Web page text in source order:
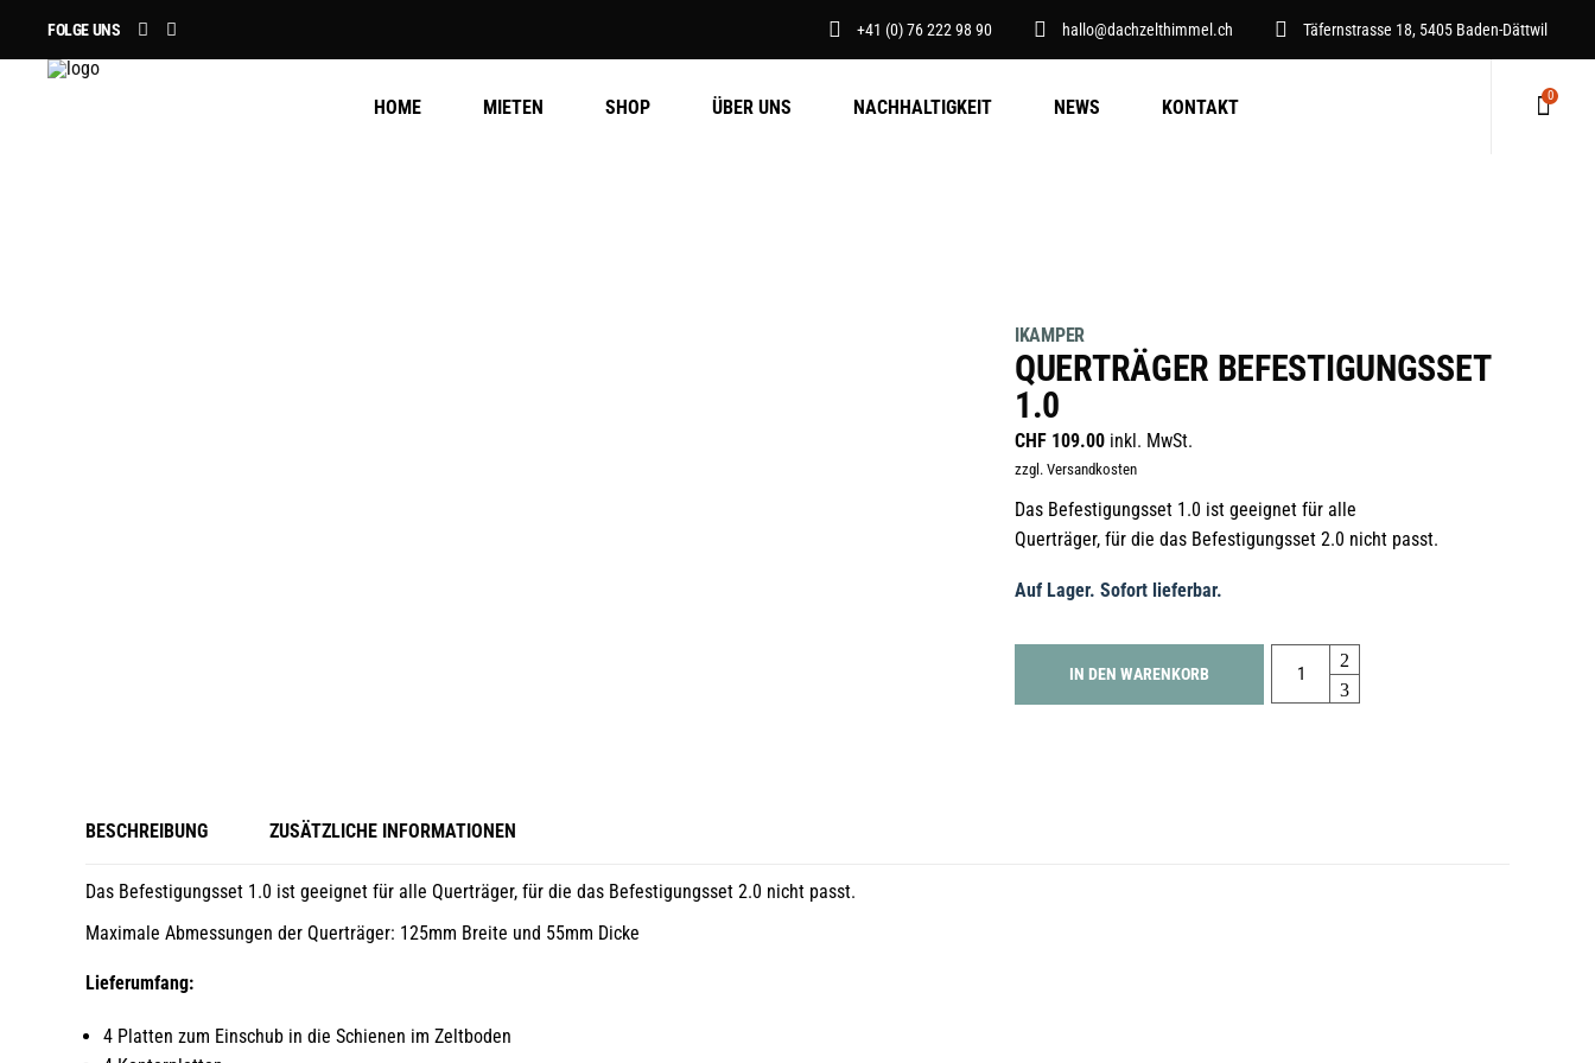
FOLGE UNS +41 (0) 76 222 98 90 hallo@dachzelthimmel.ch Täfernstrasse 18, 5405 Baden-Dättwil
HOME MIETEN SHOP ÜBER UNS NACHHALTIGKEIT NEWS KONTAKT 0
IKAMPER
QUERTRÄGER BEFESTIGUNGSSET
1.0
CHF 109.00 inkl. MwSt.
zzgl. Versandkosten
Das Befestigungsset 1.0 ist geeignet für alle
Querträger, für die das Befestigungsset 2.0 nicht passt.
Auf Lager. Sofort lieferbar.
IN DEN WARENKORB
BESCHREIBUNG ZUSÄTZLICHE INFORMATIONEN
Das Befestigungsset 1.0 ist geeignet für alle Querträger, für die das Befestigungsset 2.0 nicht passt.
Maximale Abmessungen der Querträger: 125mm Breite und 55mm Dicke
Lieferumfang:
4 Platten zum Einschub in die Schienen im Zeltboden